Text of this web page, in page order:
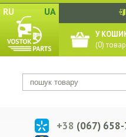
RU UA
У
(0)
+38 (067)